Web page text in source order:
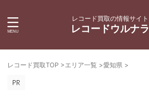
レコード買取の情報サイト
レコードウルナラ
レコード買取TOP >エリア一覧 >愛知県 >